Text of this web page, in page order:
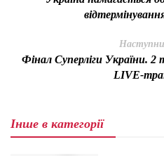
Фінал Суперліги України.
LIVE-
Інше в категорії